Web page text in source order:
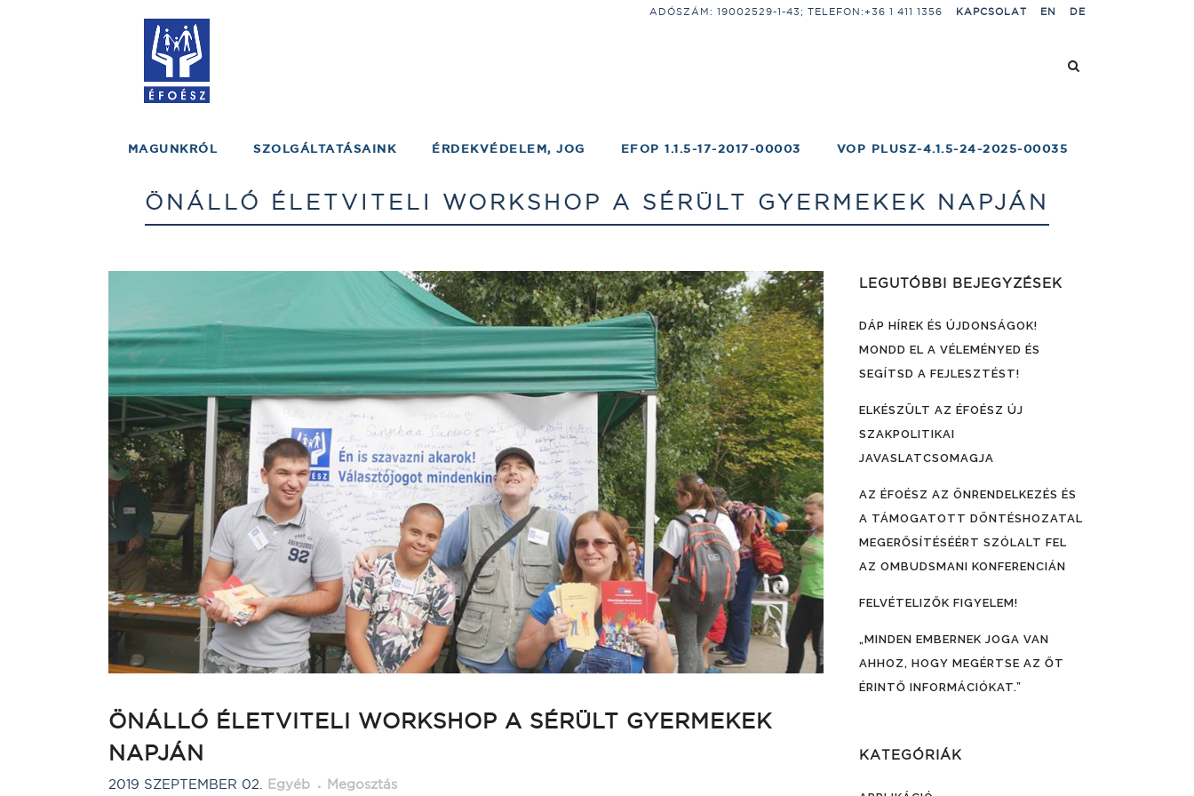
ADÓSZÁM: 19002529-1-43; TELEFON:+36 1 411 1356 KAPCSOLAT EN DE
MAGUNKRÓL SZOLGÁLTATÁSAINK ÉRDEKVÉDELEM, JOG EFOP 1.1.5-17-2017-00003 VOP PLUSZ-4.1.5-24-2025-00035
ÖNÁLLÓ ÉLETVITELI WORKSHOP A SÉRÜLT GYERMEKEK NAPJÁN
ÖNÁLLÓ ÉLETVITELI WORKSHOP A SÉRÜLT GYERMEKEK
NAPJÁN
2019 SZEPTEMBER 02. Egyéb Megosztás
LEGUTÓBBI BEJEGYZÉSEK
DÁP HÍREK ÉS ÚJDONSÁGOK!
MONDD EL A VÉLEMÉNYED ÉS
SEGÍTSD A FEJLESZTÉST!
ELKÉSZÜLT AZ ÉFOÉSZ ÚJ
SZAKPOLITIKAI
JAVASLATCSOMAGJA
AZ ÉFOÉSZ AZ ÖNRENDELKEZÉS ÉS
A TÁMOGATOTT DÖNTÉSHOZATAL
MEGERŐSÍTÉSÉÉRT SZÓLALT FEL
AZ OMBUDSMANI KONFERENCIÁN
FELVÉTELIZŐK FIGYELEM!
„MINDEN EMBERNEK JOGA VAN
AHHOZ, HOGY MEGÉRTSE AZ ŐT
ÉRINTŐ INFORMÁCIÓKAT.”
KATEGÓRIÁK